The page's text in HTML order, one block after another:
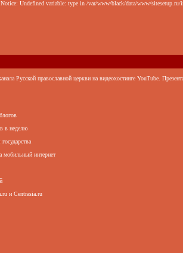
Undefined variable: type in /var/www/black/data/www/sitesetup.ru/
Русской православной церкви на видеохостинге YouTube.
в неделю
мобильный интернет
и Centrasia.ru